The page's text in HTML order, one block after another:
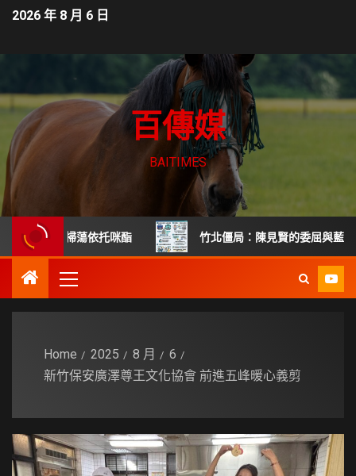
2026 年 8 月 6 日
百傳媒
BAITIMES
掃蕩依托咪酯 竹北僵局：陳見賢的委屈與藍白博弈
Home 2025 8 月
6
新竹保安廣澤尊王文化協會 前進五峰暖心義剪